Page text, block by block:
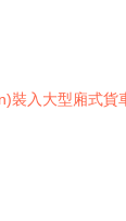
裝入大型廂式貨